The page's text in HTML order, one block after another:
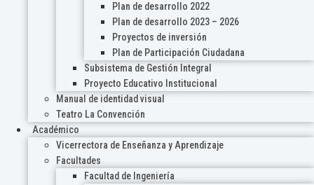
Plan de desarrollo 2022
Plan de desarrollo 2023 – 2026
Proyectos de inversión
Plan de Participación Ciudadana
Subsistema de Gestión Integral
Proyecto Educativo Institucional
Manual de identidad visual
Teatro La Convención
Académico
Vicerrectora de Enseñanza y Aprendizaje
Facultades
Facultad de Ingeniería